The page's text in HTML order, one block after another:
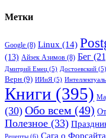
Метки
Google (8) Linux (14)
(13) Айзек Азимов (8) Бег
Дмитрий Емец (5) Достоевский (5)
Верн (9) ИИиЯ (5)
Книги (395)
(30) Обо всем (49)
Полезное (33)
Рецепты (6) Сага о